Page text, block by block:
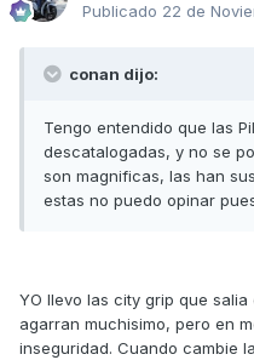
Publicado 22 de
conan dijo:
Tengo entendido que las
descatalogadas, y no se
son magnificas, las han
estas no puedo opinar
YO llevo las city grip que
agarran muchisimo, pero en
inseguridad. Cuando cambie